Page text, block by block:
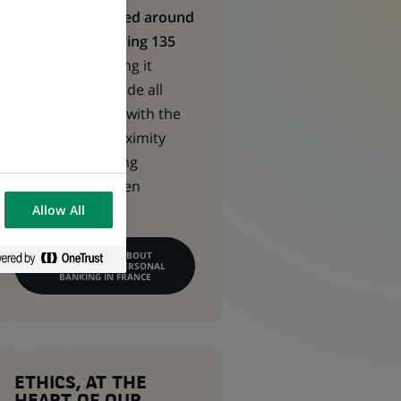
CPBF is structured around
10 regions covering 135
making it
possible to provide all
customer bases with the
right level of proximity
whilst maintaining
synergies between
business line.
LEARN MORE ABOUT
COMMERCIAL & PERSONAL
BANKING IN FRANCE
ETHICS, AT THE
Allow All